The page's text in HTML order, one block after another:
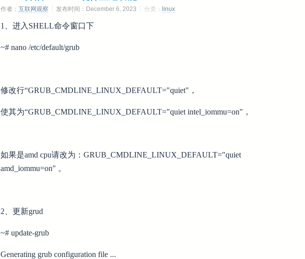
作者： 互联网观察 发布时间：December 6, 2023 分类： linux
1、进入SHELL命令窗口下
~# nano /etc/default/grub
修改行“GRUB_CMDLINE_LINUX_DEFAULT="quiet"，
使其为“GRUB_CMDLINE_LINUX_DEFAULT="quiet intel_iommu=on"，
如果是amd cpu请改为：GRUB_CMDLINE_LINUX_DEFAULT="quiet
amd_iommu=on" 。
2、更新grud
~# update-grub
Generating grub configuration file ...